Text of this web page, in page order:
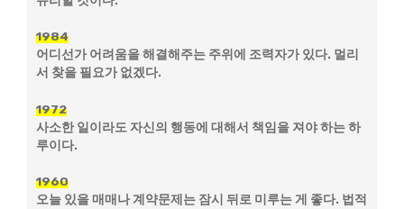
1984
어디선가 어려움을 해결해주는 주위에 조력자가 있다. 멀리
서 찾을 필요가 없겠다.
1972
사소한 일이라도 자신의 행동에 대해서 책임을 져야 하는 하
루이다.
1960
오늘 있을 매매나 계약문제는 잠시 뒤로 미루는 게 좋다. 법적